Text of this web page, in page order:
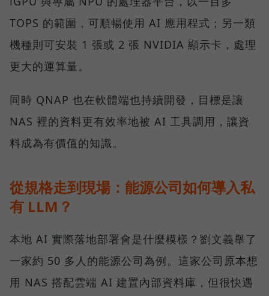
TOPS 的範圍，可順暢使用 AI 應用程式；另一類
機種則可安裝 1 張或 2 張 NVIDIA 顯示卡，處理
更大的運算量。
同時 QNAP 也在軟體端也持續開發，目標是讓
NAS 裡的資料更有效率地被 AI 工具調用，讓資
料成為有價值的知識。
從規格走到現場：能源公司如何導入私
有 LLM？
本地 AI 實際落地部署會是什麼模樣？劉文義舉了
一家約 50 多人的能源公司為例。這家公司原本想
用 NAS 搭配雲端 AI 建置內部資料庫，但很快遇